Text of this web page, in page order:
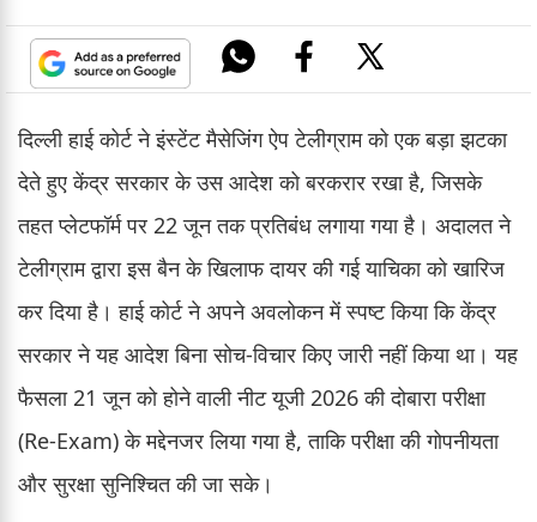
दिल्ली हाई कोर्ट ने इंस्टेंट मैसेजिंग ऐप टेलीग्राम को एक बड़ा झटका
देते हुए केंद्र सरकार के उस आदेश को बरकरार रखा है, जिसके
तहत प्लेटफॉर्म पर 22 जून तक प्रतिबंध लगाया गया है। अदालत ने
टेलीग्राम द्वारा इस बैन के खिलाफ दायर की गई याचिका को खारिज
कर दिया है। हाई कोर्ट ने अपने अवलोकन में स्पष्ट किया कि केंद्र
सरकार ने यह आदेश बिना सोच-विचार किए जारी नहीं किया था। यह
फैसला 21 जून को होने वाली नीट यूजी 2026 की दोबारा परीक्षा
(Re-Exam) के मद्देनजर लिया गया है, ताकि परीक्षा की गोपनीयता
और सुरक्षा सुनिश्चित की जा सके।